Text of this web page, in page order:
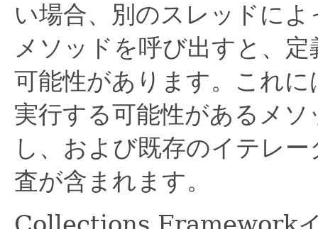
い場合、別のスレッドに
メソッドを呼び出すと、
可能性があります。これ
実行する可能性があるメ
し、および既存のイテレ
査が含まれます。